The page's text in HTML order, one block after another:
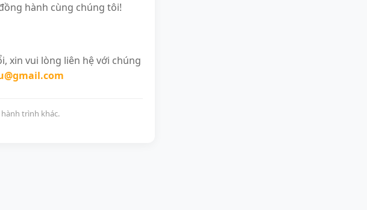
hành cùng chúng tôi!
xin vui lòng liên hệ với chúng
trình khác.